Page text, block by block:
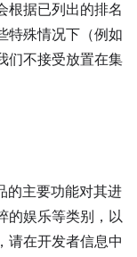
根据已列出的排名
特殊情况下（例如
们不接受放置在集
的主要功能对其进
的娱乐等类别，以
请在开发者信息中